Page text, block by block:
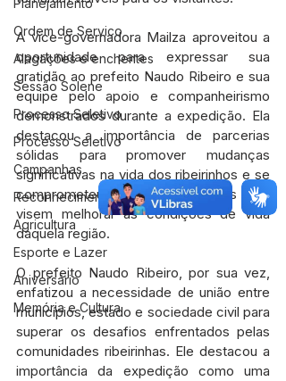
Planejamento
Ordem de Serviço
Alagações e enchentes
Sessão Solene
Processo Seletivo
Processo Seletivo
Campanhas
Reconhecimento Nacional
Agricultura
Esporte e Lazer
Aniversário
Memória e Cultura
A vice-governadora Mailza aproveitou a
oportunidade para expressar sua
gratidão ao prefeito Naudo Ribeiro e sua
equipe pelo apoio e companheirismo
demonstrados durante a expedição. Ela
destacou a importância de parcerias
sólidas para promover mudanças
significativas na vida dos ribeirinhos e se
comprometeu a apoiar iniciativas que
visem melhorar as condições de vida
daquela região.
O prefeito Naudo Ribeiro, por sua vez,
enfatizou a necessidade de união entre
municípios, estado e sociedade civil para
superar os desafios enfrentados pelas
comunidades ribeirinhas. Ele destacou a
importância da expedição como uma